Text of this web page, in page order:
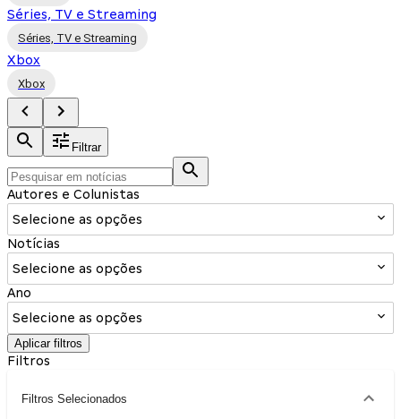
Séries, TV e Streaming
Séries, TV e Streaming
Xbox
Xbox
Filtrar
Autores e Colunistas
Selecione as opções
Notícias
Selecione as opções
Ano
Selecione as opções
Aplicar filtros
Filtros
Filtros Selecionados